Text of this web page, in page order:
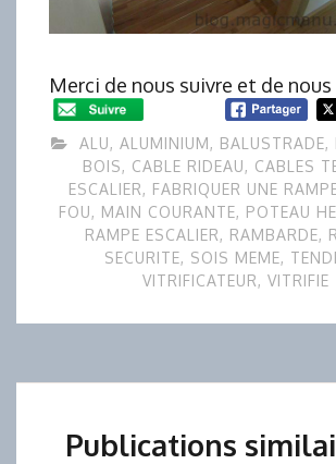
Merci de nous suivre et de nous
ALU, ALUMINIUM, BALUSTRADE,
BOIS, CABLE RIDEAU, CABLES
ESCALIER, FABRIQUER UNE
FOU, MAIN COURANTE, POTEAU
RAMPE ESCALIER, RAMBARDE,
SECURITE, SOIS MEME,
VITRIFICATEUR, VITRIFIE
Publications